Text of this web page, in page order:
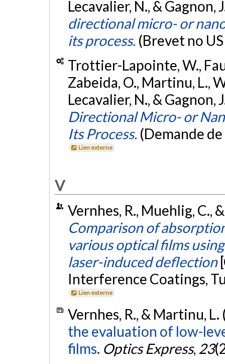
Lecavalier, N., & Gagnon,
directional micro- or
its process. (Brevet no
Trottier-Lapointe, W.,
Zabeida, O., Martinu, L.,
Lecavalier, N., & Gagnon,
Directional Micro- or
Its Process. (Demande
Lien externe
V
Vernhes, R., Muehlig, C.,
Comparison of
various optical films
laser-induced deflection
Interference Coatings,
Lien externe
Vernhes, R., & Martinu,
the evaluation of low-
films. Optics Express, 23